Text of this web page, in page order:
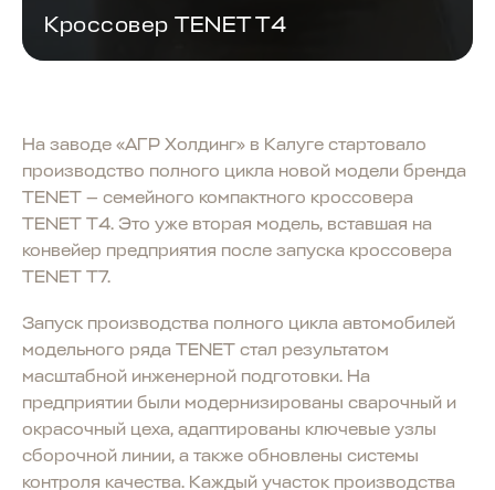
Кроссовер TENET T4
На заводе «АГР Холдинг» в Калуге стартовало
производство полного цикла новой модели бренда
TENET — семейного компактного кроссовера
TENET T4. Это уже вторая модель, вставшая на
конвейер предприятия после запуска кроссовера
TENET T7.
Запуск производства полного цикла автомобилей
модельного ряда TENET стал результатом
масштабной инженерной подготовки. На
предприятии были модернизированы сварочный и
окрасочный цеха, адаптированы ключевые узлы
сборочной линии, а также обновлены системы
контроля качества. Каждый участок производства